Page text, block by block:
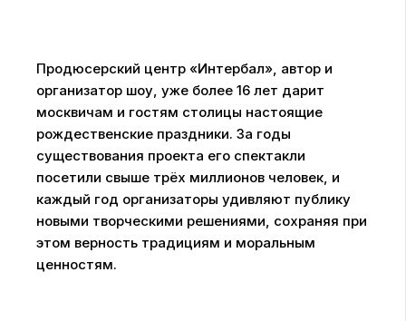
Продюсерский центр «Интербал», автор и
организатор шоу, уже более 16 лет дарит
москвичам и гостям столицы настоящие
рождественские праздники. За годы
существования проекта его спектакли
посетили свыше трёх миллионов человек, и
каждый год организаторы удивляют публику
новыми творческими решениями, сохраняя при
этом верность традициям и моральным
ценностям.